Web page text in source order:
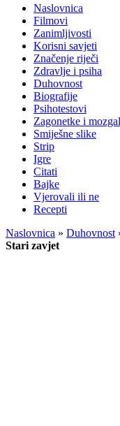
Naslovnica
Filmovi
Zanimljivosti
Korisni savjeti
Značenje riječi
Zdravlje i psiha
Duhovnost
Biografije
Psihotestovi
Zagonetke i
Smiješne slike
Strip
Igre
Citati
Bajke
Vjerovali ili ne
Recepti
Naslovnica » Duhovnost
Stari zavjet